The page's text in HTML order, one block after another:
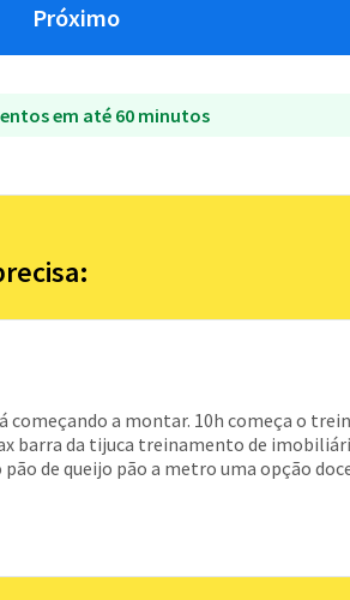
Próximo
em até 60 minutos
começando a montar. 10h começa o
barra da tijuca treinamento de
de queijo pão a metro uma opção